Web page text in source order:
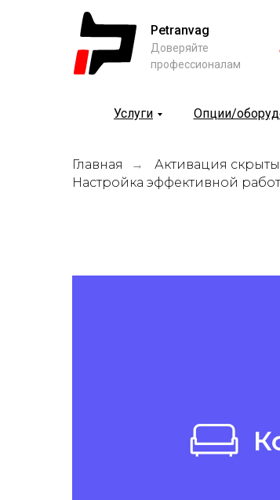
Petranvag
Доверяйте
профессионалам
Опции/
Услуги
Главная → Активация
Настройка эффективной